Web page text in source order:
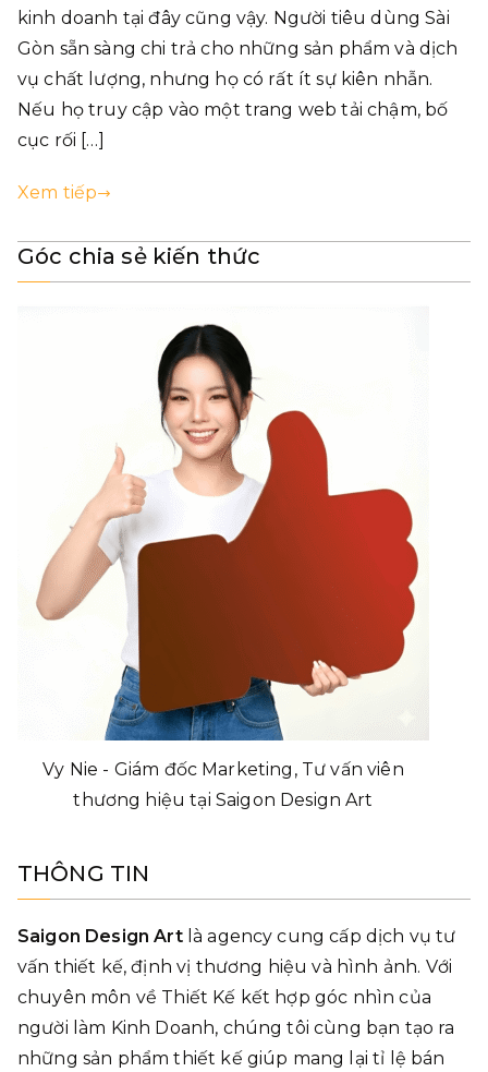
kinh doanh tại đây cũng vậy. Người tiêu dùng Sài
Gòn sẵn sàng chi trả cho những sản phẩm và dịch
vụ chất lượng, nhưng họ có rất ít sự kiên nhẫn.
Nếu họ truy cập vào một trang web tải chậm, bố
cục rối […]
Xem tiếp
Góc chia sẻ kiến thức
Vy Nie - Giám đốc Marketing, Tư vấn viên
thương hiệu tại Saigon Design Art
THÔNG TIN
Saigon Design Artlà agency cung cấp dịch vụ tư
vấn thiết kế, định vị thương hiệu và hình ảnh. Với
chuyên môn về Thiết Kế kết hợp góc nhìn của
người làm Kinh Doanh, chúng tôi cùng bạn tạo ra
những sản phẩm thiết kế giúp mang lại tỉ lệ bán